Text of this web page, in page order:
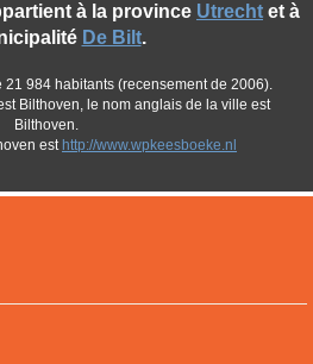
à la province Utrecht et à
De Bilt.
21 984 habitants (recensement de 2006).
Bilthoven, le nom anglais de la ville est
Bilthoven.
est http://www.wpkeesboeke.nl